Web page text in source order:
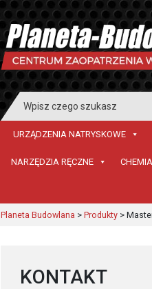
Search
for:
URZĄDZENIA NATRYSKOWE
NARZĘDZIA RĘCZNE
Planeta Budowlana > Produkty >
KONTAKT